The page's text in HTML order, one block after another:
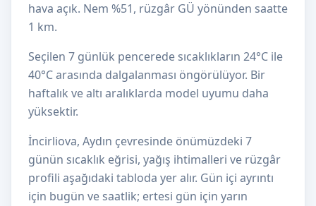
hava açık. Nem %51, rüzgâr GÜ yönünden saatte
1 km.
Seçilen 7 günlük pencerede sıcaklıkların 24°C ile
40°C arasında dalgalanması öngörülüyor. Bir
haftalık ve altı aralıklarda model uyumu daha
yüksektir.
İncirliova, Aydın çevresinde önümüzdeki 7
günün sıcaklık eğrisi, yağış ihtimalleri ve rüzgâr
profili aşağıdaki tabloda yer alır. Gün içi ayrıntı
için bugün ve saatlik; ertesi gün için yarın